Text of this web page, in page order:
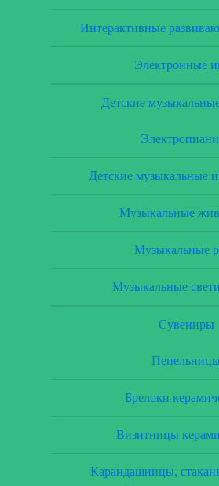
Интерактивные
Электронные
Детские
Детские музыкальные
Музыкальные
Музыкальные
Музыкальные
Сувениры
Пепельницы
Брелоки
Визитницы
Карандашницы,